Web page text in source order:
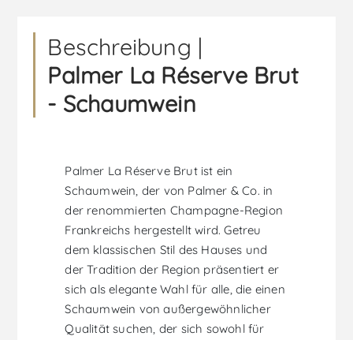
Beschreibung |
Palmer La Réserve Brut
- Schaumwein
Palmer La Réserve Brut ist ein
Schaumwein, der von Palmer & Co. in
der renommierten Champagne-Region
Frankreichs hergestellt wird. Getreu
dem klassischen Stil des Hauses und
der Tradition der Region präsentiert er
sich als elegante Wahl für alle, die einen
Schaumwein von außergewöhnlicher
Qualität suchen, der sich sowohl für